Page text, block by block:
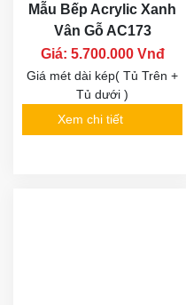
Mẫu Bếp Acrylic Xanh
Vân Gỗ AC173
Giá: 5.700.000 Vnđ
Giá mét dài kép( Tủ Trên +
Tủ dưới )
Xem chi tiết